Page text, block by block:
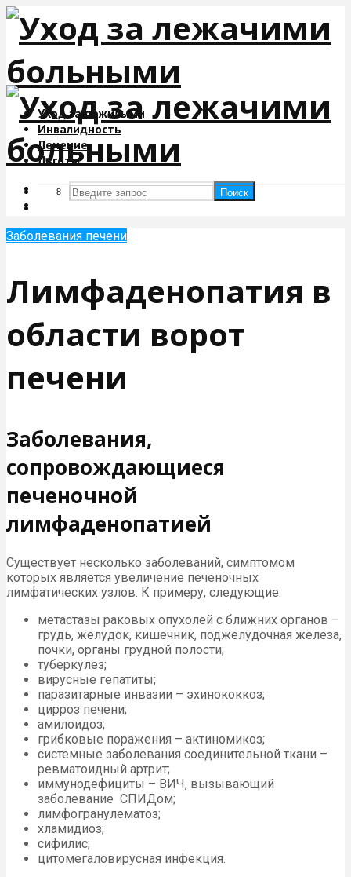
Уход за пожилыми
Инвалидность
Лечение
Льготы
Поиск
Поиск
Заболевания печени
Лимфаденопатия в
области ворот
печени
Заболевания,
сопровождающиеся
печеночной
лимфаденопатией
Существует несколько заболеваний, симптомом
которых является увеличение печеночных
лимфатических узлов. К примеру, следующие:
метастазы раковых опухолей с ближних органов –
грудь, желудок, кишечник, поджелудочная железа,
почки, органы грудной полости;
туберкулез;
вирусные гепатиты;
паразитарные инвазии – эхинококкоз;
цирроз печени;
амилоидоз;
грибковые поражения – актиномикоз;
системные заболевания соединительной ткани –
ревматоидный артрит;
иммунодефициты – ВИЧ, вызывающий
заболевание СПИДом;
лимфогранулематоз;
хламидиоз;
сифилис;
цитомегаловирусная инфекция.